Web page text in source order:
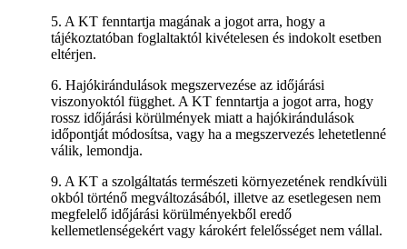
5. A KT fenntartja magának a jogot arra, hogy a
tájékoztatóban foglaltaktól kivételesen és indokolt esetben
eltérjen.
6. Hajókirándulások megszervezése az időjárási
viszonyoktól függhet. A KT fenntartja a jogot arra, hogy
rossz időjárási körülmények miatt a hajókirándulások
időpontját módosítsa, vagy ha a megszervezés lehetetlenné
válik, lemondja.
9. A KT a szolgáltatás természeti környezetének rendkívüli
okból történő megváltozásából, illetve az esetlegesen nem
megfelelő időjárási körülményekből eredő
kellemetlenségekért vagy károkért felelősséget nem vállal.